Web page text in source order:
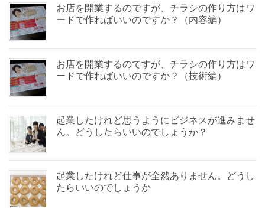
す
る
に
は
ク
リ
ッ
ク
し
て
く
だ
さ
い
(
新
し
い
ウ
ィ
ン
ド
ウ
で
開
き
ま
す
)
r
で
共
(
新
し
ウ
ィ
ン
ウ
で
開
ま
す
)
e
+
で
新
し
い
ウ
ィ
で
開
き
ま
す
お店を開業するのですが、チラシの作り方はワ
ードで作ればいいのですか？（内容編）
お店を開業するのですが、チラシの作り方はワ
ードで作ればいいのですか？（技術編）
起業したけれど思うようにビジネスが進みませ
ん。どうしたらいいのでしょうか？
起業したけれど仕事が全然ありません。どうし
たらいいのでしょうか